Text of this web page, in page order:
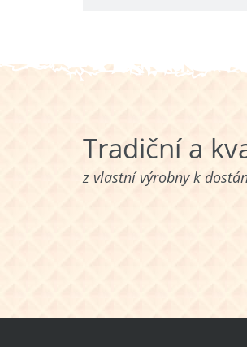
Tradiční a
z vlastní výrobny k